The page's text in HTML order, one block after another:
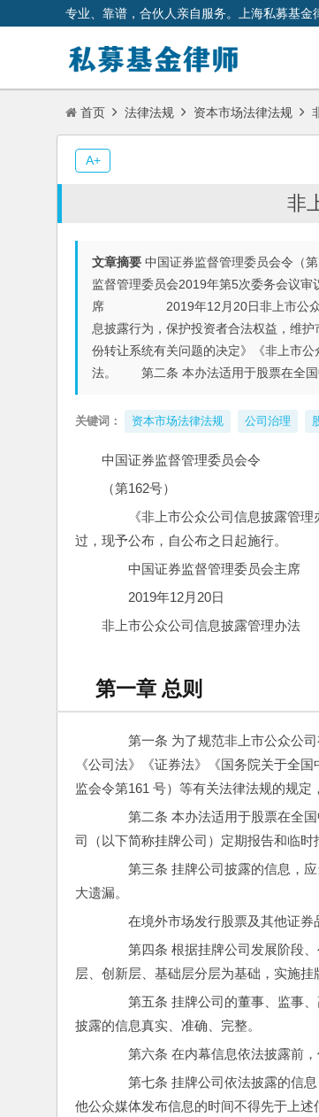
专业、靠谱，合伙人亲自服务。上海私募基
首页 法律法规 资本市场法律法规
非
文章摘要 中国证券监督管理委员会令（
监督管理委员会2019年第5次委务会议
席 2019年12月20日非上市公众公
息披露行为，保护投资者合法权益，维
份转让系统有关问题的决定》《非上市
法。 第二条 本办法适用于股票在全国
关键词： 资本市场法律法规 公司治理
中国证券监督管理委员会令
（第162号）
《非上市公众公司信息披露管理
过，现予公布，自公布之日起施行。
中国证券监督管理委员会主
2019年12月20日
非上市公众公司信息披露管理办法
第一章 总则
第一条 为了规范非上市公众公司
《公司法》《证券法》《国务院关于全
监会令第161 号）等有关法律法规的规定
第二条 本办法适用于股票在全国
司（以下简称挂牌公司）定期报告和临时
第三条 挂牌公司披露的信息，应
大遗漏。
在境外市场发行股票及其他证券品
第四条 根据挂牌公司发展阶段、
层、创新层、基础层分层为基础，实施挂
第五条 挂牌公司的董事、监事、
披露的信息真实、准确、完整。
第六条 在内幕信息依法披露前，
第七条 挂牌公司依法披露的信息
他公众媒体发布信息的时间不得先于上述
A+